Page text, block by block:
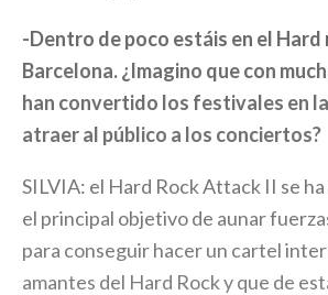
-Dentro de poco estáis en el
Barcelona. ¿Imagino que con
han convertido los festivales en
atraer al público a los conciertos?
SILVIA: el Hard Rock Attack II se
el principal objetivo de aunar
para conseguir hacer un cartel
amantes del Hard Rock y que de